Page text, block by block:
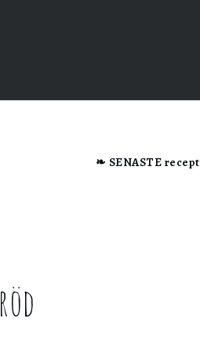
❧ SENASTE recept
när du besöker webbplatsen.